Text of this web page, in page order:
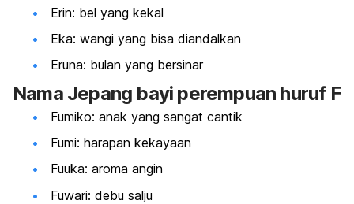
Erin: bel yang kekal
Eka: wangi yang bisa diandalkan
Eruna: bulan yang bersinar
Nama Jepang bayi perempuan huruf F
Fumiko: anak yang sangat cantik
Fumi: harapan kekayaan
Fuuka: aroma angin
Fuwari: debu salju